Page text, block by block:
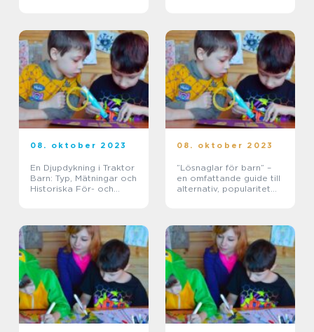
08. oktober 2023
En Djupdykning i Traktor
Barn: Typ, Mätningar och
Historiska För- och
08. oktober 2023
”Lösnaglar för barn” –
en omfattande guide till
alternativ, popularitet